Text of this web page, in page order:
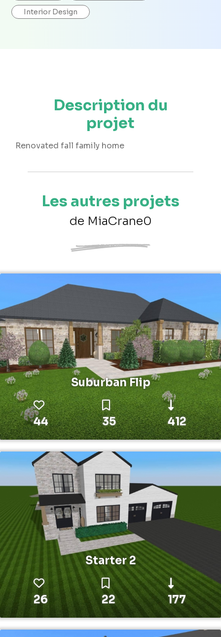
Interior Design
Description du
projet
Renovated fall family home
Les autres projets
de MiaCrane0
Suburban Flip
44 35 412
Starter 2
26 22 177